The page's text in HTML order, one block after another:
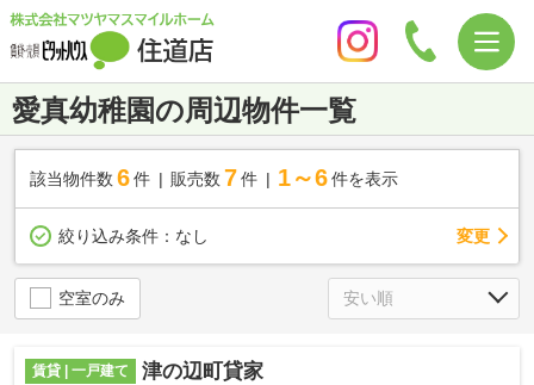
愛真幼稚園の周辺物件一覧
該当物件数 6件 販売数 7 件 1～6 件を表示
絞り込み条件： なし 変更
空室のみ
賃貸 | 一戸建て 津の辺町貸家